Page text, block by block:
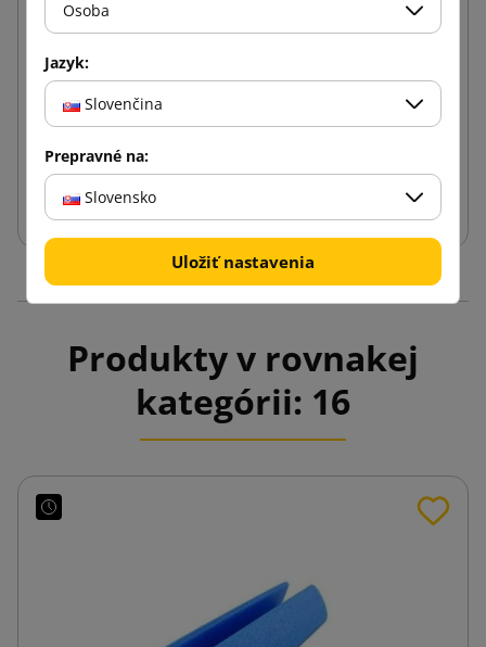
Hnedá klopová krabica K020 BC 600x400x400
od 2,31 € s DPH
Produkty v rovnakej
kategórii: 16
Osoba
Jazyk:
Slovenčina
Prepravné na:
Slovensko
Uložiť nastavenia